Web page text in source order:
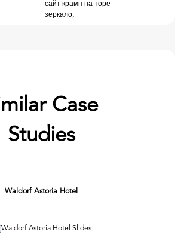
сайт крамп на торе
зеркало,
Case
Studies
Waldorf Astoria Hotel